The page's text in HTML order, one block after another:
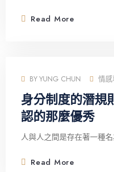
Read More
BYYUNG CHUN 情
身分制度的潛規
認的那麼優秀
人與人之間是存在著一種
Read More